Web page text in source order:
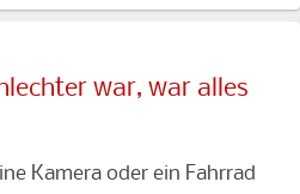
war, war alles
Kamera oder ein Fahrrad